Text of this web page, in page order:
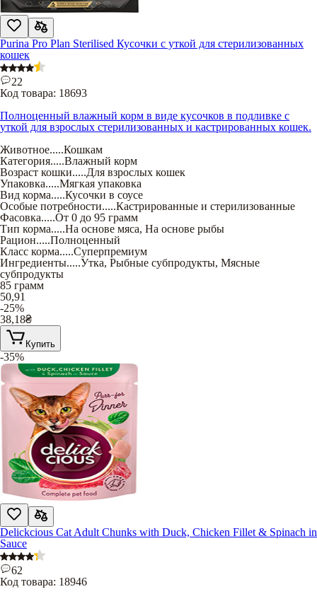
Purina Pro Plan Sterilised Кусочки с уткой для стерилизованных
кошек
22
Код товара: 18693
Полноценный влажный корм в виде кусочков в подливке с
уткой для взрослых стерилизованных и кастрированных кошек.
Животное.....Кошкам
Категория.....Влажный корм
Возраст кошки.....Для взрослых кошек
Упаковка.....Мягкая упаковка
Вид корма.....Кусочки в соусе
Особые потребности.....Кастрированные и стерилизованные
Фасовка.....От 0 до 95 грамм
Тип корма.....На основе мяса, На основе рыбы
Рацион.....Полноценный
Класс корма.....Суперпремиум
Ингредиенты.....Утка, Рыбные субпродукты, Мясные
субпродукты
85 грамм
50,91
-25%
38,18₴
Купить
-35%
Delickcious Cat Adult Chunks with Duck, Chicken Fillet & Spinach in
Sauce
62
Код товара: 18946